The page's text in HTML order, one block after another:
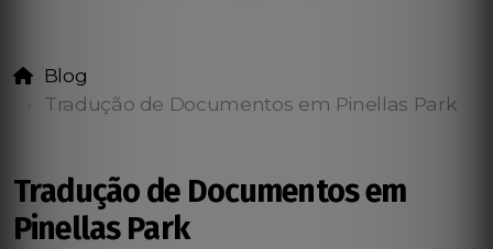
Blog
Tradução de Documentos em Pinellas Park
Tradução de Documentos em
Pinellas Park